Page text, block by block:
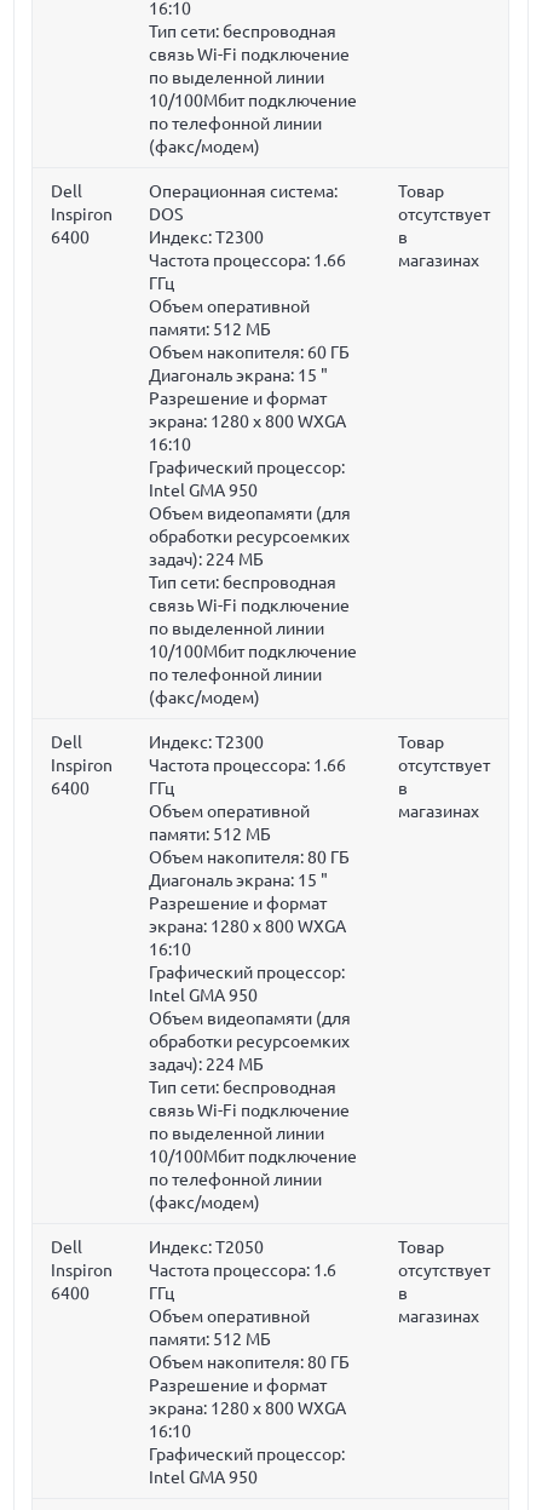
16:10
Тип сети: беспроводная
связь Wi-Fi подключение
по выделенной линии
10/100Мбит подключение
по телефонной линии
(факс/модем)
Dell
Inspiron
6400
Операционная система:
DOS
Индекс: T2300
Частота процессора: 1.66
ГГц
Объем оперативной
памяти: 512 МБ
Объем накопителя: 60 ГБ
Диагональ экрана: 15 "
Разрешение и формат
экрана: 1280 x 800 WXGA
16:10
Графический процессор:
Intel GMA 950
Объем видеопамяти (для
обработки ресурсоемких
задач): 224 МБ
Тип сети: беспроводная
связь Wi-Fi подключение
по выделенной линии
10/100Мбит подключение
по телефонной линии
(факс/модем)
Товар
отсутствует
в
магазинах
Dell
Inspiron
6400
Индекс: T2300
Частота процессора: 1.66
ГГц
Объем оперативной
памяти: 512 МБ
Объем накопителя:80 ГБ
Диагональ экрана: 15 "
Разрешение и формат
экрана: 1280 x 800 WXGA
16:10
Графический процессор:
Intel GMA 950
Объем видеопамяти (для
обработки ресурсоемких
задач): 224 МБ
Тип сети: беспроводная
связь Wi-Fi подключение
по выделенной линии
10/100Мбит подключение
по телефонной линии
(факс/модем)
Товар
отсутствует
в
магазинах
Dell
Inspiron
6400
Индекс: T2050
Частота процессора: 1.6
ГГц
Объем оперативной
памяти: 512 МБ
Объем накопителя:80 ГБ
Разрешение и формат
экрана: 1280 x 800 WXGA
16:10
Графический процессор:
Intel GMA 950
Товар
отсутствует
в
магазинах